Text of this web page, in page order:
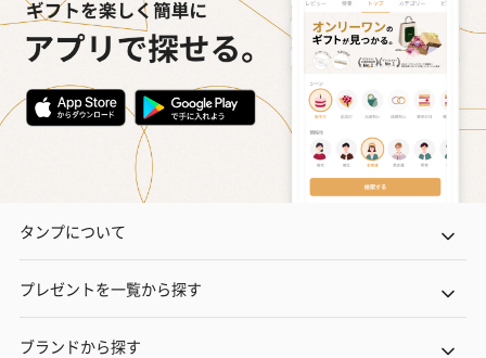
タンプについて
プレゼントを一覧から探す
ブランドから探す